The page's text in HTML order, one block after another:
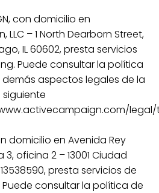
con domicilio en
LLC – 1 North Dearborn Street,
IL 60602, presta servicios
Puede consultar la política
aspectos legales de la
domicilio en Avenida Rey
oficina 2 – 13001 Ciudad
presta servicios de
Puede consultar la política de